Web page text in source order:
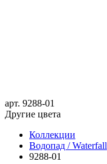
арт. 9288-01
Другие цвета
Коллекции
Водопад / Waterfall
9288-01